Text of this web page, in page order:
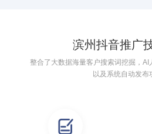
滨州抖音推广
整合了大数据海量客户搜索词挖掘，AI
以及系统自动发布